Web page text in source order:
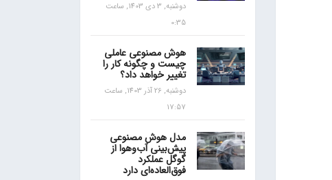
دوشنبه, 3 دی 1403, ساعت
0:35
هوش مصنوعی عاملی
چیست و چگونه کار را
تغییر خواهد داد؟
دوشنبه, 26 آذر 1403, ساعت
17:57
مدل هوش مصنوعی
پیش‌بینی آب‌و‌هوا از
گوگل عملکرد
فوق‌العاده‌ای دارد